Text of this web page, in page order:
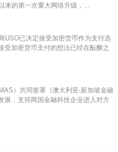
来的第一次重大网络升级，...
USO已决定接受加密货币作为支付选
受加密货币支付的想法已经在酝酿之
）共同签署《澳大利亚-新加坡金融
展，支持两国金融科技企业进入对方